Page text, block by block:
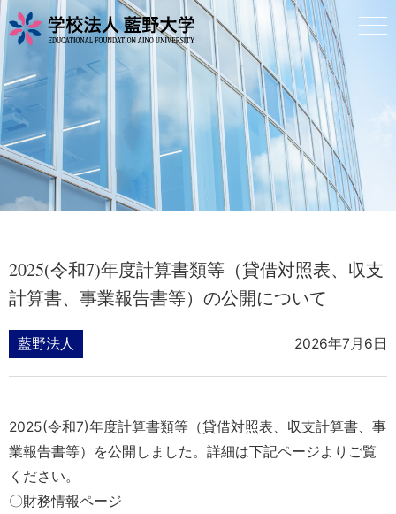
藍野法人
2025(令和7)年度計算書類等（貸借対照表、収支
計算書、事業報告書等）の公開について
2026年7月6日
2025(令和7)年度計算書類等（貸借対照表、収支計算書、事
業報告書等）を公開しました。詳細は下記ページよりご覧
ください。
〇財務情報ページ